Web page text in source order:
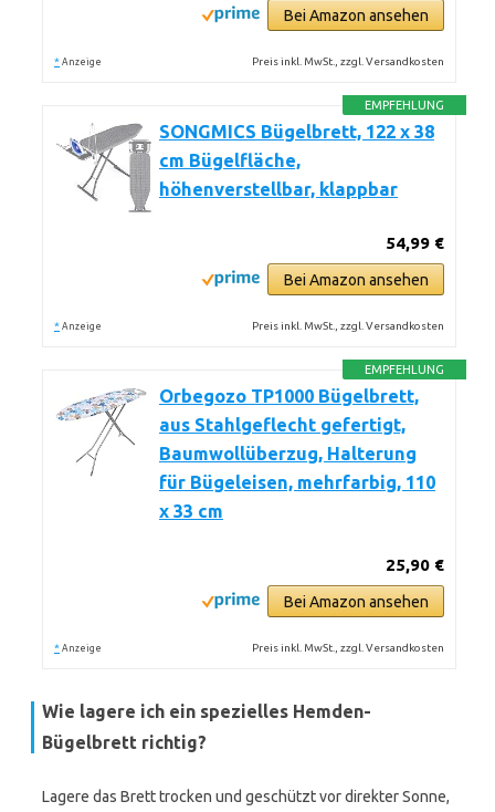
Bei Amazon ansehen
* Anzeige Preis inkl. MwSt., zzgl. Versandkosten
EMPFEHLUNG
SONGMICS Bügelbrett, 122 x 38
cm Bügelfläche,
höhenverstellbar, klappbar
54,99 €
Bei Amazon ansehen
* Anzeige Preis inkl. MwSt., zzgl. Versandkosten
EMPFEHLUNG
Orbegozo TP1000 Bügelbrett,
aus Stahlgeflecht gefertigt,
Baumwollüberzug, Halterung
für Bügeleisen, mehrfarbig, 110
x 33 cm
25,90 €
Bei Amazon ansehen
* Anzeige Preis inkl. MwSt., zzgl. Versandkosten
Wie lagere ich ein spezielles Hemden-
Bügelbrett richtig?
Lagere das Brett trocken und geschützt vor direkter Sonne,